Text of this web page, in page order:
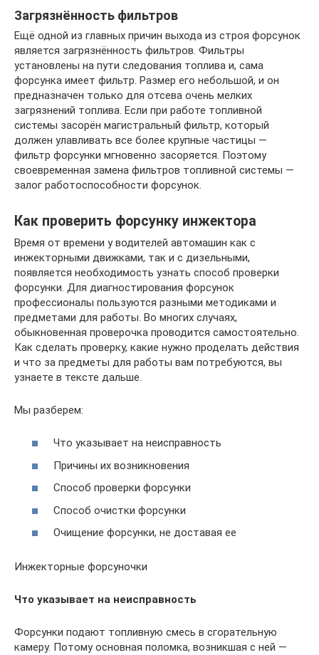
Загрязнённость фильтров
Ещё одной из главных причин выхода из строя форсунок
является загрязнённость фильтров. Фильтры
установлены на пути следования топлива и, сама
форсунка имеет фильтр. Размер его небольшой, и он
предназначен только для отсева очень мелких
загрязнений топлива. Если при работе топливной
системы засорён магистральный фильтр, который
должен улавливать все более крупные частицы —
фильтр форсунки мгновенно засоряется. Поэтому
своевременная замена фильтров топливной системы —
залог работоспособности форсунок.
Как проверить форсунку инжектора
Время от времени у водителей автомашин как с
инжекторными движками, так и с дизельными,
появляется необходимость узнать способ проверки
форсунки. Для диагностирования форсунок
профессионалы пользуются разными методиками и
предметами для работы. Во многих случаях,
обыкновенная проверочка проводится самостоятельно.
Как сделать проверку, какие нужно проделать действия
и что за предметы для работы вам потребуются, вы
узнаете в тексте дальше.
Мы разберем:
Что указывает на неисправность
Причины их возникновения
Способ проверки форсунки
Способ очистки форсунки
Очищение форсунки, не доставая ее
Инжекторные форсуночки
Что указывает на неисправность
Форсунки подают топливную смесь в сгорательную
камеру. Потому основная поломка, возникшая с ней —